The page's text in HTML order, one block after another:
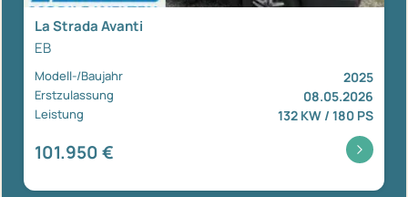
La Strada Avanti
EB
Modell-/Baujahr 2025
Erstzulassung 08.05.2026
Leistung 132 KW / 180 PS
101.950 €